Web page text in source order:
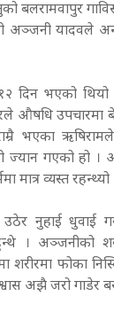
बलरामवापुर
अञ्जनी यादवले
दिन भएको थियो
औषधि उपचारमा
भएका
गएको हो ।
मात्र व्यस्त रहन्थ्यो
उठेर नुहाई धुवाई
। अञ्जनीको
शरीरमा फोका
अझै जरो गाडेर